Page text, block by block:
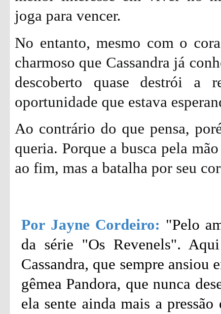
joga para vencer.
No entanto, mesmo com o
charmoso que Cassandra já
descoberto quase destrói a
oportunidade que estava
Ao contrário do que pensa,
queria. Porque a busca pela
ao fim, mas a batalha por seu
Por Jayne Cordeiro: "Pelo
da série "Os Revenels".
Cassandra, que sempre ansiou
gêmea Pandora, que nunca
ela sente ainda mais a